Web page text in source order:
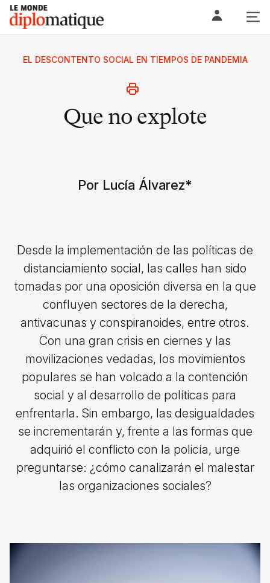
Skip
content
Le monde diplomatique
EL DESCONTENTO SOCIAL EN TIEMPOS DE PANDEMIA
Que no explote
Por Lucía Álvarez*
Desde la implementación de las políticas de
distanciamiento social, las calles han sido
tomadas por una oposición diversa en la que
confluyen sectores de la derecha,
antivacunas y conspiranoides, entre otros.
Con una gran crisis en ciernes y las
movilizaciones vedadas, los movimientos
populares se han volcado a la contención
social y al desarrollo de políticas para
enfrentarla. Sin embargo, las desigualdades
se incrementarán y, frente a las formas que
adquirió el conflicto con la policía, urge
preguntarse: ¿cómo canalizarán el malestar
las organizaciones sociales?